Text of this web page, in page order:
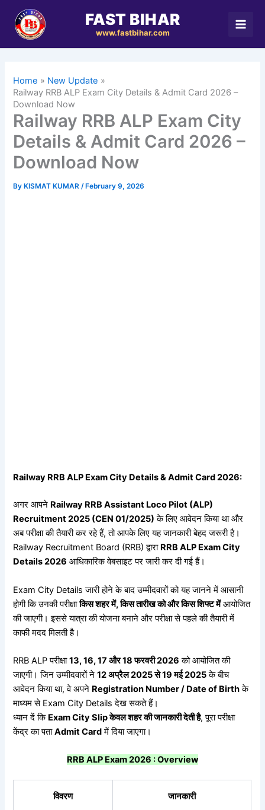
content
FAST BIHAR
www.fastbihar.com
Home
New Update
Railway RRB ALP Exam City Details & Admit Card 2026 –
Download Now
Railway RRB ALP Exam City
Details & Admit Card 2026 –
Download Now
By KISMAT KUMAR/ February 9, 2026
Railway RRB ALP Exam City Details & Admit Card 2026:
अगर आपने Railway RRB Assistant Loco Pilot (ALP)
Recruitment 2025 (CEN 01/2025) के लिए आवेदन किया था और
अब परीक्षा की तैयारी कर रहे हैं, तो आपके लिए यह जानकारी बेहद जरूरी है।
Railway Recruitment Board (RRB) द्वारा RRB ALP Exam City
Details 2026 आधिकारिक वेबसाइट पर जारी कर दी गई हैं।
Exam City Details जारी होने के बाद उम्मीदवारों को यह जानने में आसानी
होगी कि उनकी परीक्षाकिसशहरमें,किसतारीखकोऔरकिसशिफ्टमेंआयोजित
की जाएगी। इससे यात्रा की योजना बनाने और परीक्षा से पहले की तैयारी में
काफी मदद मिलती है।
RRB ALP परीक्षा13, 16, 17और 18फरवरी 2026 को आयोजित की
जाएगी। जिन उम्मीदवारों ने12अप्रैल 2025से 19मई 2025के बीच
आवेदन किया था, वे अपने Registration Number / Date of Birthके
माध्यम से Exam City Details देख सकते हैं।
ध्यान दें कि Exam City Slipकेवलशहरकीजानकारीदेतीहै, पूरा परीक्षा
केंद्र का पताAdmit Cardमें दिया जाएगा।
RRB ALP Exam 2026 : Overview
विवरण जानकारी